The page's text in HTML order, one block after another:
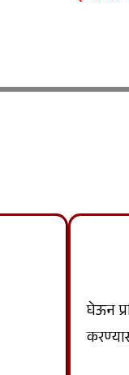
मी
घेऊन